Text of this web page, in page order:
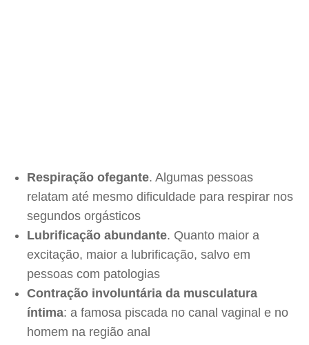
Respiração ofegante. Algumas pessoas
relatam até mesmo dificuldade para respirar nos
segundos orgásticos
Lubrificação abundante. Quanto maior a
excitação, maior a lubrificação, salvo em
pessoas com patologias
Contração involuntária da musculatura
íntima: a famosa piscada no canal vaginal e no
homem na região anal